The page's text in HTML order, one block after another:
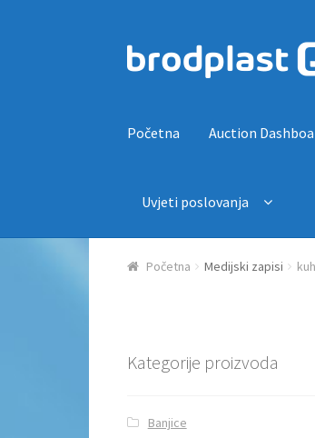
Preskoči na navigaciju
Skoči do sadržaja
Početna Auction
Uvjeti poslovanja
PočetnaAuction Dashboard
Početna Medijski zapisi
Kategorije proizvoda
Banjice